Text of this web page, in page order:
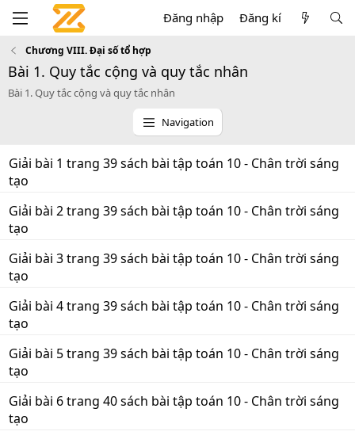
Đăng nhập Đăng kí
Chương VIII. Đại số tổ hợp
Bài 1. Quy tắc cộng và quy tắc nhân
Bài 1. Quy tắc cộng và quy tắc nhân
Navigation
Giải bài 1 trang 39 sách bài tập toán 10 - Chân trời sáng
tạo
Giải bài 2 trang 39 sách bài tập toán 10 - Chân trời sáng
tạo
Giải bài 3 trang 39 sách bài tập toán 10 - Chân trời sáng
tạo
Giải bài 4 trang 39 sách bài tập toán 10 - Chân trời sáng
tạo
Giải bài 5 trang 39 sách bài tập toán 10 - Chân trời sáng
tạo
Giải bài 6 trang 40 sách bài tập toán 10 - Chân trời sáng
tạo